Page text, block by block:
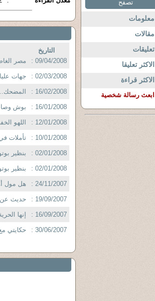
تصفح
معلومات
مقالات
تعليقات
الاكثر تعليقا
الاكثر قراءة
ابعث رسالة شخصية
التاريخ
09/04/2008 :
مصر
02/03/2008 : جهات
16/02/2008 : المضحك..
16/01/2008 : بوش
12/01/2008 : اللهو
10/01/2008 : تأملات
02/01/2008 : بنظير
02/01/2008 : بنظير
24/11/2007 : هل مول
19/09/2007 : حديث عن
16/09/2007 : إنها
30/06/2007 : حكايتي